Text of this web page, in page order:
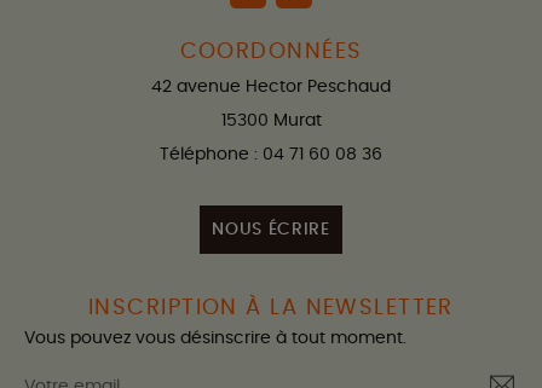
COORDONNÉES
42 avenue Hector Peschaud
15300 Murat
Téléphone : 04 71 60 08 36
NOUS ÉCRIRE
INSCRIPTION À LA NEWSLETTER
Vous pouvez vous désinscrire à tout moment.